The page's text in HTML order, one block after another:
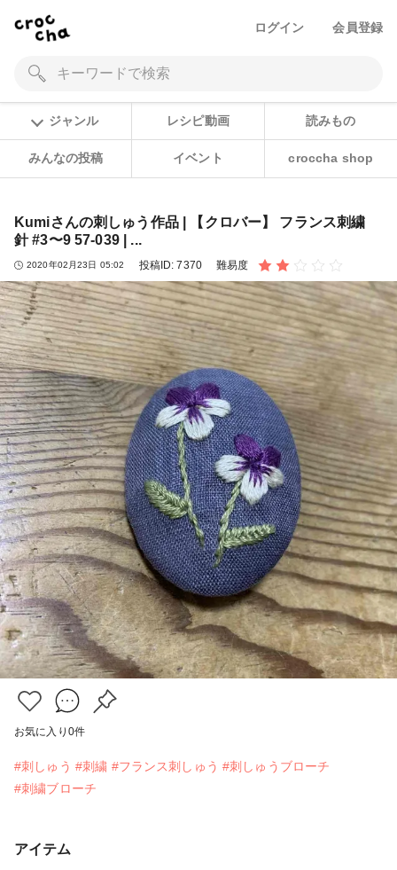
ログイン 会員登録
ジャンル レシピ動画 読みもの
みんなの投稿 イベント croccha shop
Kumiさんの刺しゅう作品 | 【クロバー】 フランス刺繍
針 #3〜9 57-039 | ...
2020年02月23日 05:02 投稿ID:7370 難易度
お気に入り 0件
#刺しゅう #刺繍 #フランス刺しゅう #刺しゅうブローチ
#刺繍ブローチ
アイテム